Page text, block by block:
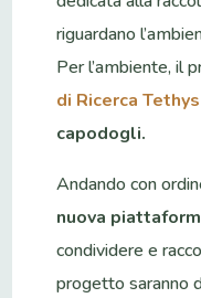
riguardano
Per l’ambiente, il
di Ricerca Tethys
capodogli.
Andando con
nuova
condividere e
progetto saranno